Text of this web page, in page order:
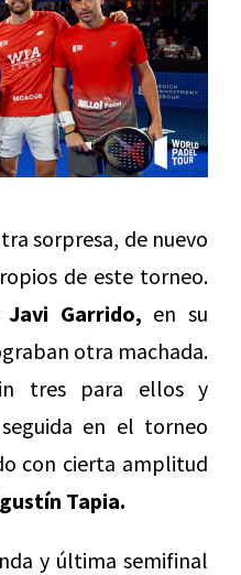
sorpresa, de nuevo
de este torneo.
Javi Garrido, en su
otra machada.
tres para ellos y
en el torneo
con cierta amplitud
Tapia.
y última semifinal